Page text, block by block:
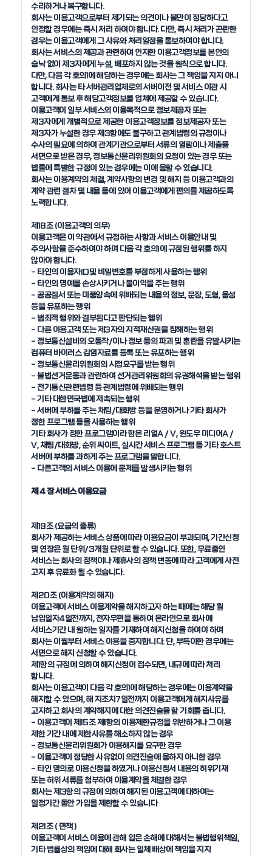
수리하거나 복구합니다.
회사는 이용고객으로부터 제기되는 의견이나 불만이 정당하다고
인정할 경우에는 즉시 처리 하여야 합니다. 다만, 즉시 처리가 곤란한
경우는 이용고객에게 그 사유와 처리일정을 통보하여야 합니다.
회사는 서비스의 제공과 관련하여 인지한 이용고객정보를 본인의
승낙 없이 제3자에게 누설, 배포하지 않는 것을 원칙으로 합니다.
다만, 다음 각 호의1에 해당하는 경우에는 회사는 그 책임을 지지 아니
합니다. 회사는 타 서버관리업체로의 서버이전 및 서비스 이관 시
고객에게 통보 후 해당고객정보를 업체에 제공할 수 있습니다.
이용고객이 일부 서비스의 이용목적으로 정보제공자 또는
제3자에게 개별적으로 제공한 이용고객정보를 정보제공자 또는
제3자가 누설한 경우 제3항에도 불구하고 관계법령의 규정이나
수사의 필요에 의하여 관계기관으로부터 서류의 열람이나 제출을
서면으로 받은 경우, 정보통신윤리위원회의 요청이 있는 경우 또는
법률에 특별한 규정이 있는 경우에는 이에 응할 수 있습니다.
회사는 이용계약의 체결, 계약사항의 변경 및 해지 등 이용고객과의
계약 관련 절차 및 내용 등에 있어 이용고객에게 편의를 제공하도록
노력합니다.
제18조 (이용고객의 의무)
이용고객은 이 약관에서 규정하는 사항과 서비스 이용안내 및
주의사항을 준수하여야 하며 다음 각 호의1에 규정된 행위를 하지
않아야 합니다.
- 타인의 이용자ID및 비밀번호를 부정하게 사용하는 행위
- 타인의 명예를 손상시키거나 불이익을 주는 행위
- 공공질서 또는 미풍양속에 위배되는 내용의 정보, 문장, 도형, 음성
등을 유포하는 행위
- 범죄적 행위와 결부된다고 판단되는 행위
- 다른 이용고객 또는 제3자의 지적재산권을 침해하는 행위
- 정보통신설비의 오동작/이나 정보 등의 파괴 및 혼란을 유발시키는
컴퓨터 바이러스 감염자료를 등록 또는 유포하는 행위
- 정보통신윤리위원회의 시정요구를 받는 행위
- 불법선거운동과 관련하여 선거관리위원회의 유권해석을 받는 행위
- 전기통신관련법령 등 관계법령에 위배되는 행위
- 기타 대한민국법에 저촉되는 행위
- 서버에 부하를 주는 채팅/대화방 등을 운영하거나 기타 회사가
정한 프로그램 등을 사용하는 행위
기타 회사가 정한 프로그램이라 함은 리얼A / V, 윈도우 미디어A /
V, 채팅/대화방, 순위 싸이트, 실시간 서비스 프로그램 등 기타 호스트
서버에 부하를 과하게 주는 프로그램을 말합니다.
- 다른고객의 서비스 이용에 문제를 발생시키는 행위
제 4 장 서비스 이용요금
제19조 (요금의 종류)
회사가 제공하는 서비스 상품에 따라 이용요금이 부과되며, 기간신청
및 연장은 월 단위/3개월 단위로 할 수 있습니다. 또한, 무료중인
서비스는 회사의 정책이나 제휴사의 정책 변동에 따라 고객에게 사전
고지 후 유료화 될 수 있습니다.
제20조 (이용계약의 해지)
이용고객이 서비스 이용계약을 해지하고자 하는 때에는 해당 월
납입일자4일전까지, 전자우편을 통하여 온라인으로 회사에
서비스기간 내 원하는 일자를 기재하여 해지신청을 하여야 하며
회사는 이월부터 서비스 이용을 중지합니다. 단, 부득이한 경우에는
서면으로 해지 신청할 수 있습니다.
제1항의 규정에 의하여 해지신청이 접수되면, 내규에 따라 처리
합니다.
회사는 이용고객이 다음 각 호의1에 해당하는 경우에는 이용계약을
해지할 수 있으며, 해 지조치7일전까지 이용고객에게 해지사유를
고지하고 회사의 계약해지에 대한 의견진술을 할 기회를 줍니다.
- 이용고객이 제15조 제1항의 이용제한규정을 위반하거나 그 이용
제한 기간 내에 제한사유를 해소하지 않는 경우
- 정보통신윤리위원회가 이용해지를 요구한 경우
- 이용고객이 정당한 사유없이 의견진술에 응하지 아니한 경우
- 타인 명의로 이용신청을 하였거나 이용신청서 내용의 허위기재
또는 허위 서류를 첨부하여 이용계약을 체결한 경우
회사는 제3항의 규정에 의하여 해지된 이용고객에 대하여는
일정기간 동안 가입을 제한할 수 있습니다
제21조 ( 면책 )
이용고객이 서비스 이용에 관해 입은 손해에 대해서는 불법행위책임,
기타 법률상의 책임에 대해 회사는 일체 배상에 책임을 지지